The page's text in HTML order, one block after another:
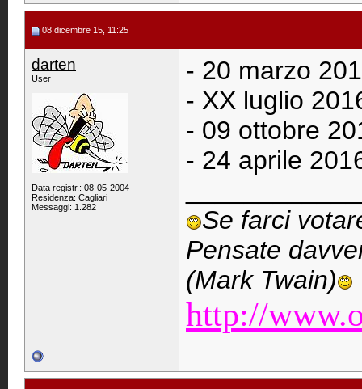
08 dicembre 15, 11:25
darten
User
Data registr.: 08-05-2004
Residenza: Cagliari
Messaggi: 1.282
- 20 marzo
- XX luglio
- 09 ottobre
- 24 aprile
Se farci
Pensate
(Mark Twain)
http://